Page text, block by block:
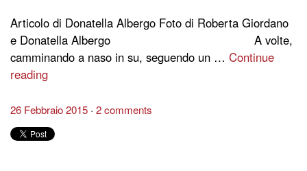
Articolo di Donatella Albergo Foto di Roberta Giordano
e Donatella Albergo A volte,
camminando a naso in su, seguendo un … Continue
reading
26 Febbraio 2015 2 comments